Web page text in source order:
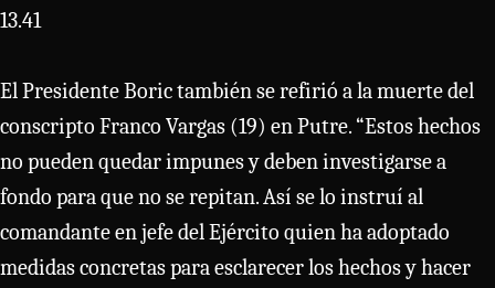
13.41
El Presidente Boric también se refirió a la muerte del
conscripto Franco Vargas (19) en Putre. “Estos hechos
no pueden quedar impunes y deben investigarse a
fondo para que no se repitan. Así se lo instruí al
comandante en jefe del Ejército quien ha adoptado
medidas concretas para esclarecer los hechos y hacer